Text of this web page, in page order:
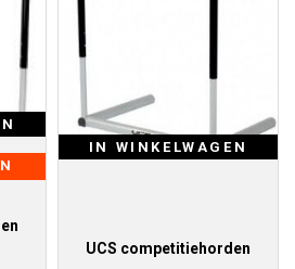
IN WINKELWAGEN
UCS competitiehorden